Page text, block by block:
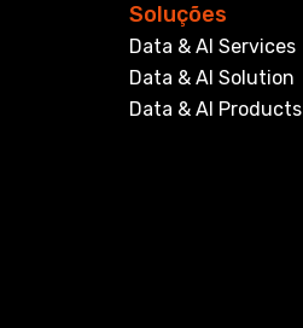
Soluções
Data & AI Services
Data & AI Solution
Data & AI Products